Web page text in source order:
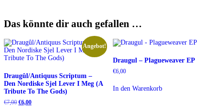
Das könnte dir auch gefallen …
Angebot!
Draugûl/Antiquus Scriptum –
Den Nordiske Sjel Lever I Meg (A
Tribute To The Gods)
€7,00 Ursprünglicher
€6,00Aktueller
Draugul – Plagueweaver EP
€6,00
In den Warenkorb